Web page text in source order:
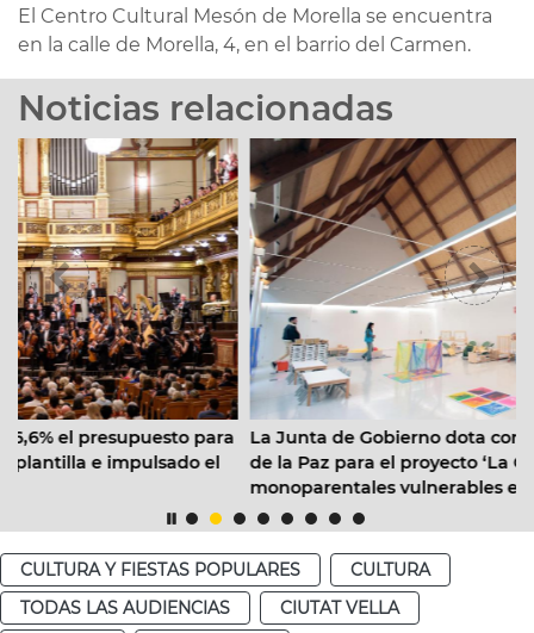
El Centro Cultural Mesón de Morella se encuentra
en la calle de Morella, 4, en el barrio del Carmen.
Noticias relacionadas
para
el
La Junta de Gobierno dota con 320.000 € a
de la Paz para el proyecto ‘La Casita’ de apoyo a
monoparentales vulnerables en el Cabanyal
CULTURA Y FIESTAS POPULARES
CULTURA
TODAS LAS AUDIENCIAS
CIUTAT VELLA